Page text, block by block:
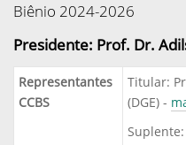
Biênio 2024-2026
Presidente: Prof. Dr.
Representantes
CCBS
Titular:
(DGE) -
Suplente: